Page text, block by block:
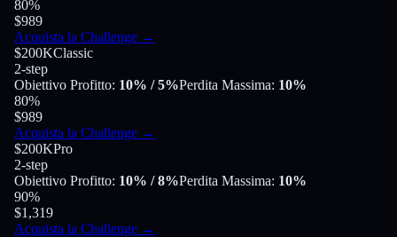
80%
$989
Acquista la Challenge →
$200KClassic
2-step
Obiettivo Profitto: 10% / 5%Perdita Massima: 10%
80%
$989
Acquista la Challenge →
$200KPro
2-step
Obiettivo Profitto: 10% / 8%Perdita Massima: 10%
90%
$1,319
Acquista la Challenge →